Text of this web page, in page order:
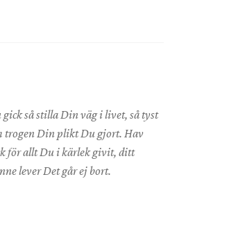
gick så stilla Din väg i livet, så tyst
trogen Din plikt Du gjort. Hav
för allt Du i kärlek givit, ditt
lever Det går ej bort.